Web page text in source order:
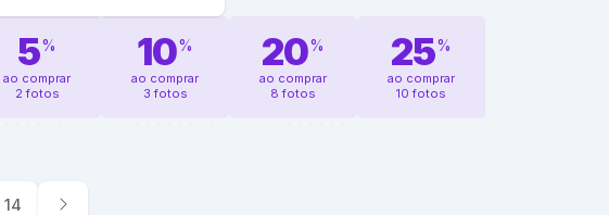
5%
ao comprar
2 fotos
10%
ao comprar
3 fotos
20%
ao comprar
8 fotos
25%
ao comprar
10 fotos
14